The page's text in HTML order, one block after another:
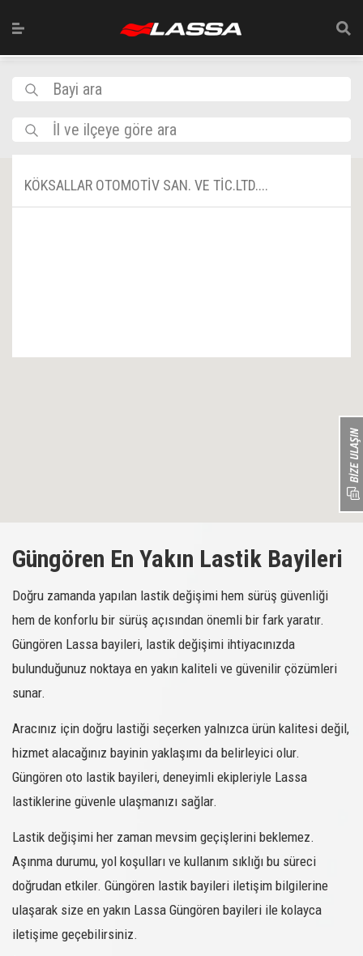
Bayi ara
İl ve ilçeye göre ara
KÖKSALLAR OTOMOTİV SAN. VE TİC.LTD....
Güngören En Yakın Lastik Bayileri
Doğru zamanda yapılan lastik değişimi hem sürüş güvenliği
hem de konforlu bir sürüş açısından önemli bir fark yaratır.
Güngören Lassa bayileri, lastik değişimi ihtiyacınızda
bulunduğunuz noktaya en yakın kaliteli ve güvenilir çözümleri
sunar.
Aracınız için doğru lastiği seçerken yalnızca ürün kalitesi değil,
hizmet alacağınız bayinin yaklaşımı da belirleyici olur.
Güngören oto lastik bayileri, deneyimli ekipleriyle Lassa
lastiklerine güvenle ulaşmanızı sağlar.
Lastik değişimi her zaman mevsim geçişlerini beklemez.
Aşınma durumu, yol koşulları ve kullanım sıklığı bu süreci
doğrudan etkiler. Güngören lastik bayileri iletişim bilgilerine
ulaşarak size en yakın Lassa Güngören bayileri ile kolayca
iletişime geçebilirsiniz.